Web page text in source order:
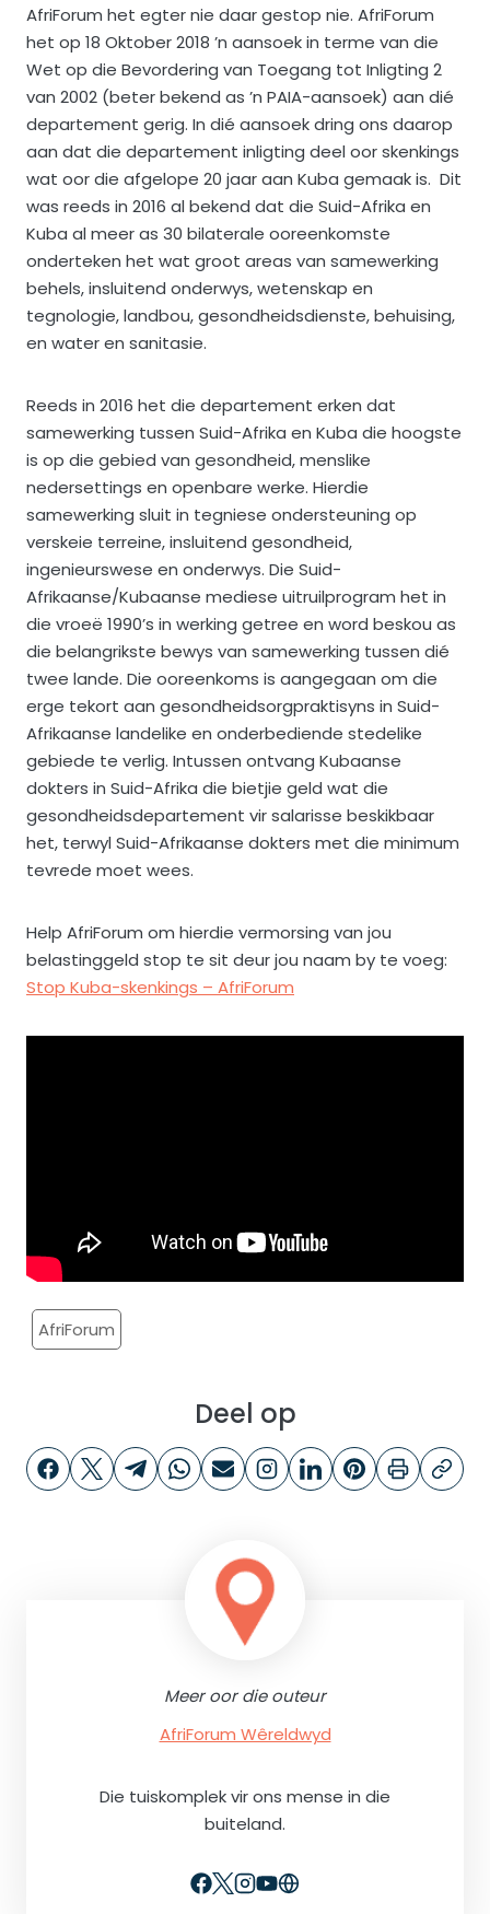
AfriForum het egter nie daar gestop nie. AfriForum
het op 18 Oktober 2018 ’n aansoek in terme van die
Wet op die Bevordering van Toegang tot Inligting 2
van 2002 (beter bekend as ’n PAIA-aansoek) aan dié
departement gerig. In dié aansoek dring ons daarop
aan dat die departement inligting deel oor skenkings
wat oor die afgelope 20 jaar aan Kuba gemaak is. Dit
was reeds in 2016 al bekend dat die Suid-Afrika en
Kuba al meer as 30 bilaterale ooreenkomste
onderteken het wat groot areas van samewerking
behels, insluitend onderwys, wetenskap en
tegnologie, landbou, gesondheidsdienste, behuising,
en water en sanitasie.
Reeds in 2016 het die departement erken dat
samewerking tussen Suid-Afrika en Kuba die hoogste
is op die gebied van gesondheid, menslike
nedersettings en openbare werke. Hierdie
samewerking sluit in tegniese ondersteuning op
verskeie terreine, insluitend gesondheid,
ingenieurswese en onderwys. Die Suid-
Afrikaanse/Kubaanse mediese uitruilprogram het in
die vroeë 1990’s in werking getree en word beskou as
die belangrikste bewys van samewerking tussen dié
twee lande. Die ooreenkoms is aangegaan om die
erge tekort aan gesondheidsorgpraktisyns in Suid-
Afrikaanse landelike en onderbediende stedelike
gebiede te verlig. Intussen ontvang Kubaanse
dokters in Suid-Afrika die bietjie geld wat die
gesondheidsdepartement vir salarisse beskikbaar
het, terwyl Suid-Afrikaanse dokters met die minimum
tevrede moet wees.
Help AfriForum om hierdie vermorsing van jou
belastinggeld stop te sit deur jou naam by te voeg:
Stop Kuba-skenkings – AfriForum
AfriForum
Deel op
Meer oor die outeur
AfriForum Wêreldwyd
Die tuiskomplek vir ons mense in die
buiteland.